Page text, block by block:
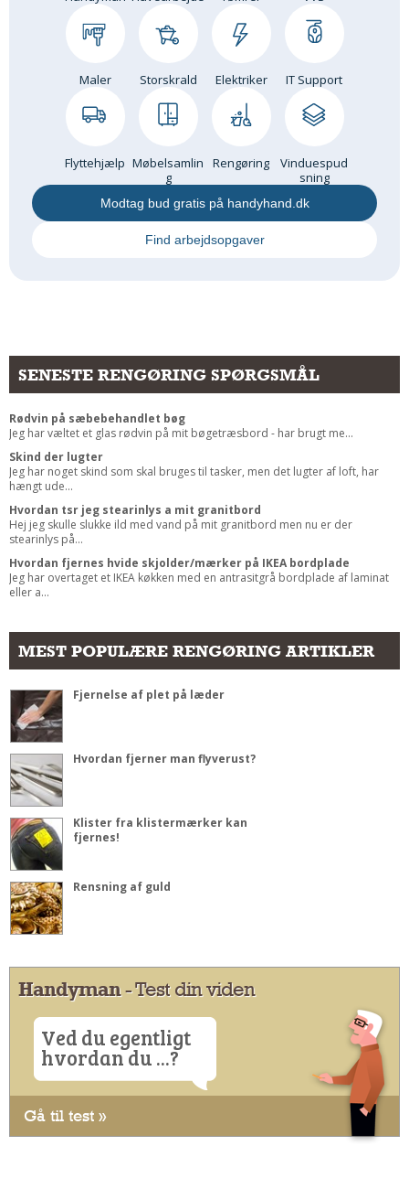
Maler Storskrald Elektriker IT Support
Flyttehjælp Møbelsamlin
g
Rengøring
Vinduespud
sning
Modtag bud gratis på handyhand.dk
Find arbejdsopgaver
SENESTE RENGØRING SPØRGSMÅL
Rødvin på sæbebehandlet bøg
Jeg har væltet et glas rødvin på mit bøgetræsbord - har brugt me...
Skind der lugter
Jeg har noget skind som skal bruges til tasker, men det lugter af loft, har
hængt ude...
Hvordan tsr jeg stearinlys a mit granitbord
Hej jeg skulle slukke ild med vand på mit granitbord men nu er der
stearinlys på...
Hvordan fjernes hvide skjolder/mærker på IKEA bordplade
Jeg har overtaget et IKEA køkken med en antrasitgrå bordplade af laminat
eller a...
MEST POPULÆRE RENGØRING ARTIKLER
Fjernelse af plet på læder
Hvordan fjerner man flyverust?
Klister fra klistermærker kan
fjernes!
Rensning af guld
Handyman- Test din viden
Ved du egentligt
hvordan du ...?
Gå til test »